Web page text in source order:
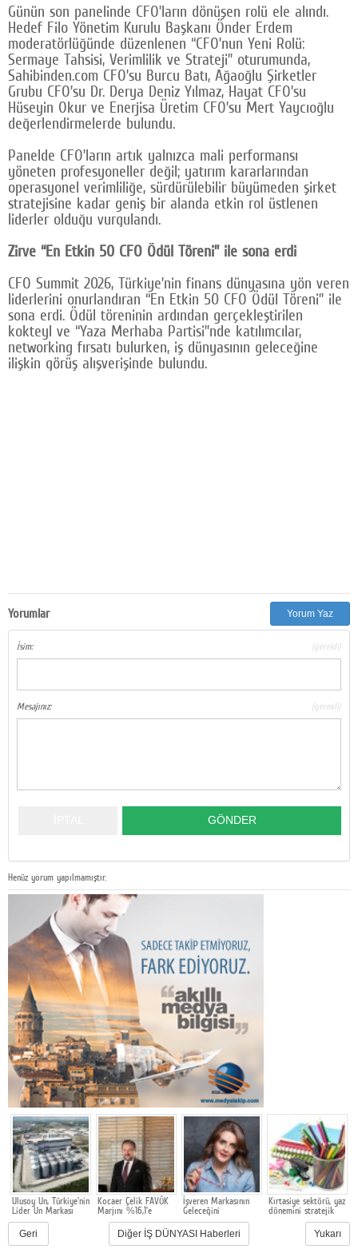
Günün son panelinde CFO’ların dönüşen rolü ele alındı.
Hedef Filo Yönetim Kurulu Başkanı Önder Erdem
moderatörlüğünde düzenlenen “CFO’nun Yeni Rolü:
Sermaye Tahsisi, Verimlilik ve Strateji” oturumunda,
Sahibinden.com CFO’su Burcu Batı, Ağaoğlu Şirketler
Grubu CFO’su Dr. Derya Deniz Yılmaz, Hayat CFO’su
Hüseyin Okur ve Enerjisa Üretim CFO’su Mert Yaycıoğlu
değerlendirmelerde bulundu.
Panelde CFO’ların artık yalnızca mali performansı
yöneten profesyoneller değil; yatırım kararlarından
operasyonel verimliliğe, sürdürülebilir büyümeden şirket
stratejisine kadar geniş bir alanda etkin rol üstlenen
liderler olduğu vurgulandı.
Zirve “En Etkin 50 CFO Ödül Töreni” ile sona erdi
CFO Summit 2026, Türkiye’nin finans dünyasına yön veren
liderlerini onurlandıran “En Etkin 50 CFO Ödül Töreni” ile
sona erdi. Ödül töreninin ardından gerçekleştirilen
kokteyl ve “Yaza Merhaba Partisi”nde katılımcılar,
networking fırsatı bulurken, iş dünyasının geleceğine
ilişkin görüş alışverişinde bulundu.
Yorumlar Yorum Yaz
İsim: (gerekli)
Mesajınız: (gerekli)
Henüz yorum yapılmamıştır.
Ulusoy Un, Türkiye'nin
Lider Un Markası
Olmayı Sürdürüyor
Kocaer Çelik FAVÖK
Marjını %16,1'e
Yükselterek Bilanço
Yapısını
Güçlendirmeye
Devam Etti
İşveren Markasının
Geleceğini
Şekillendiren
Akademi 16. Kez
Başlıyor
Kırtasiye sektörü, yaz
dönemini stratejik
hazırlık ve dönüşüm
süreciyle yönetiyor
Geri Diğer İŞ DÜNYASI Haberleri Yukarı